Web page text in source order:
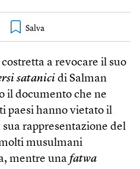
a revocare il suo
satanici di Salman
il documento che ne
paesi hanno vietato il
rappresentazione del
musulmani
mentre una fatwa